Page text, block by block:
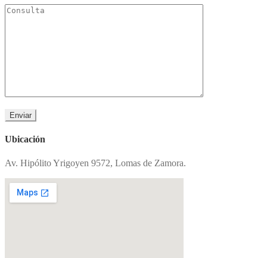
Ubicación
Av. Hipólito Yrigoyen 9572, Lomas de Zamora.